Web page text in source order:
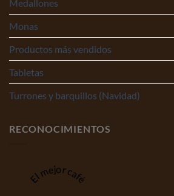
Medallones
Monas
Productos más vendidos
Tabletas
Turrones y barquillos (Navidad)
RECONOCIMIENTOS
El mejor café